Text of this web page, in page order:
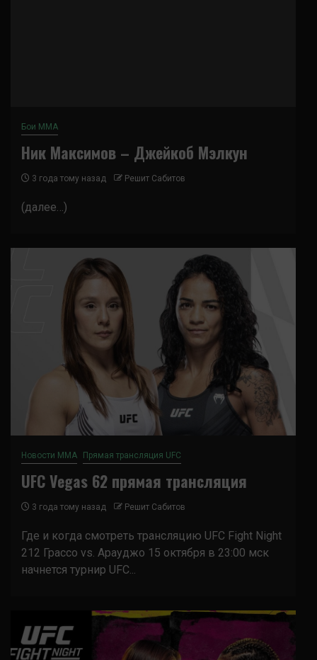
Бои ММА
Ник Максимов – Джейкоб Мэлкун
3 года тому назад Решит Сабитов
(далее…)
Новости ММА Прямая трансляция UFC
UFC Vegas 62 прямая трансляция
3 года тому назад Решит Сабитов
Где и когда смотреть трансляцию UFC Fight Night
212 Грассо vs. Арауджо 15 октября в 23:00 мск
начнется турнир UFC...